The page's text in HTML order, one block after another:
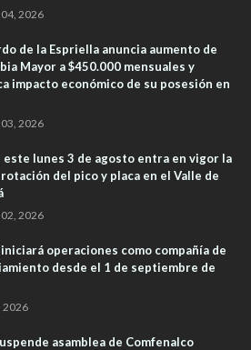
2026
de la Espriella anuncia aumento de
Mayor a $450.000 mensuales y
impacto económico de su posesión en
2026
este lunes 3 de agosto entra en vigor la
del pico y placa en el Valle de
2026
operaciones como compañía de
desde el 1 de septiembre de
2026
asamblea de Comfenalco